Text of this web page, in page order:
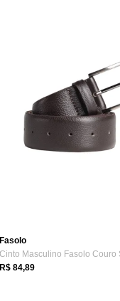
Fasolo
R$ 84,89